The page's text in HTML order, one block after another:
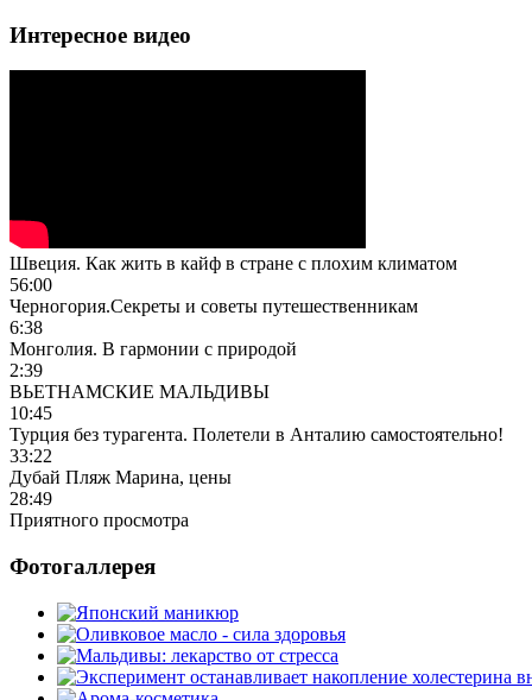
Интересное видео
Швеция. Как жить в кайф в стране с плохим климатом
56:00
Черногория.Секреты и советы путешественникам
6:38
Монголия. В гармонии с природой
2:39
ВЬЕТНАМСКИЕ МАЛЬДИВЫ
10:45
Турция без турагента. Полетели в Анталию самостоятельно!
33:22
Дубай Пляж Марина, цены
28:49
Приятного просмотра
Фотогаллерея